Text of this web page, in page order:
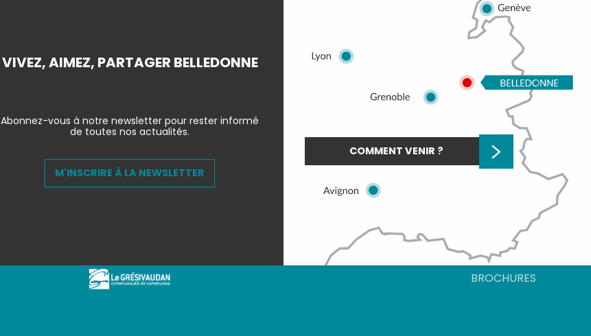
VIVEZ, AIMEZ, PARTAGER BELLEDONNE
Abonnez-vous à notre newsletter pour rester informé
de toutes nos actualités.
M'INSCRIRE À LA NEWSLETTER
COMMENT VENIR ?
BROCHURES